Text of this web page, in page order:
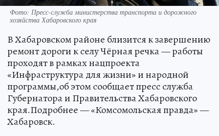
Фото: Пресс-служба министерства транспорта и дорожного
хозяйства Хабаровского края
В Хабаровском районе близится к завершению
ремонт дороги к селу Чёрная речка — работы
проходят в рамках нацпроекта
«Инфраструктура для жизни» и народной
программы,об этом сообщает пресс служба
Губернатора и Правительства Хабаровского
края.Подробнее — «Комсомольская правда» —
Хабаровск.